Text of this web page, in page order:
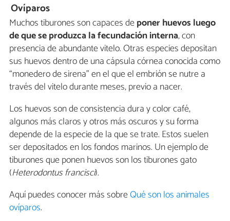
Ovíparos
Muchos tiburones son capaces deponer huevos luego
de que se produzca la fecundación interna, con
presencia de abundante vitelo. Otras especies depositan
sus huevos dentro de una cápsula córnea conocida como
“monedero de sirena” en el que el embrión se nutre a
través del vitelo durante meses, previo a nacer.
Los huevos son de consistencia dura y color café,
algunos más claros y otros más oscuros y su forma
depende de la especie de la que se trate. Estos suelen
ser depositados en los fondos marinos. Un ejemplo de
tiburones que ponen huevos son los tiburones gato
(Heterodontusfrancisci).
Aquí puedes conocer más sobreQué son los animales
ovíparos.